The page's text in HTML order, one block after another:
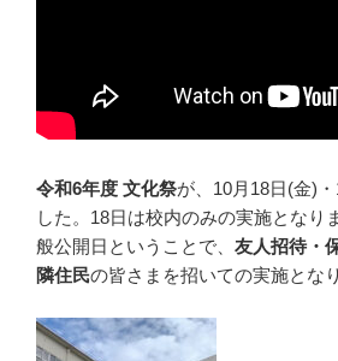
令和6年度 文化祭が、10月18日(金)
した。18日は校内のみの実施となり
般公開日ということで、 友人招待・
隣住民の皆さまを招いての実施とな